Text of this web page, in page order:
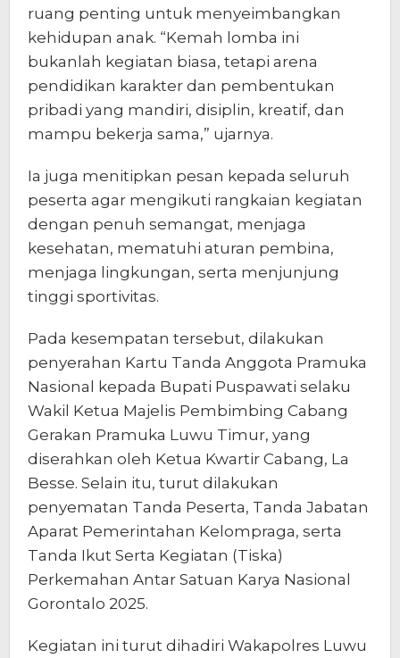
ruang penting untuk menyeimbangkan
kehidupan anak. “Kemah lomba ini
bukanlah kegiatan biasa, tetapi arena
pendidikan karakter dan pembentukan
pribadi yang mandiri, disiplin, kreatif, dan
mampu bekerja sama,” ujarnya.
Ia juga menitipkan pesan kepada seluruh
peserta agar mengikuti rangkaian kegiatan
dengan penuh semangat, menjaga
kesehatan, mematuhi aturan pembina,
menjaga lingkungan, serta menjunjung
tinggi sportivitas.
Pada kesempatan tersebut, dilakukan
penyerahan Kartu Tanda Anggota Pramuka
Nasional kepada Bupati Puspawati selaku
Wakil Ketua Majelis Pembimbing Cabang
Gerakan Pramuka Luwu Timur, yang
diserahkan oleh Ketua Kwartir Cabang, La
Besse. Selain itu, turut dilakukan
penyematan Tanda Peserta, Tanda Jabatan
Aparat Pemerintahan Kelompraga, serta
Tanda Ikut Serta Kegiatan (Tiska)
Perkemahan Antar Satuan Karya Nasional
Gorontalo 2025.
Kegiatan ini turut dihadiri Wakapolres Luwu